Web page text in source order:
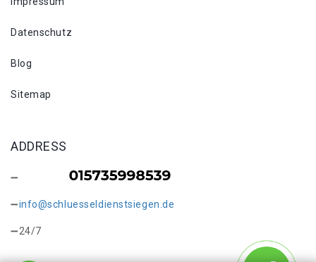
Datenschutz
Blog
Sitemap
ADDRESS
info@schluesseldienstsiegen.de
24/7